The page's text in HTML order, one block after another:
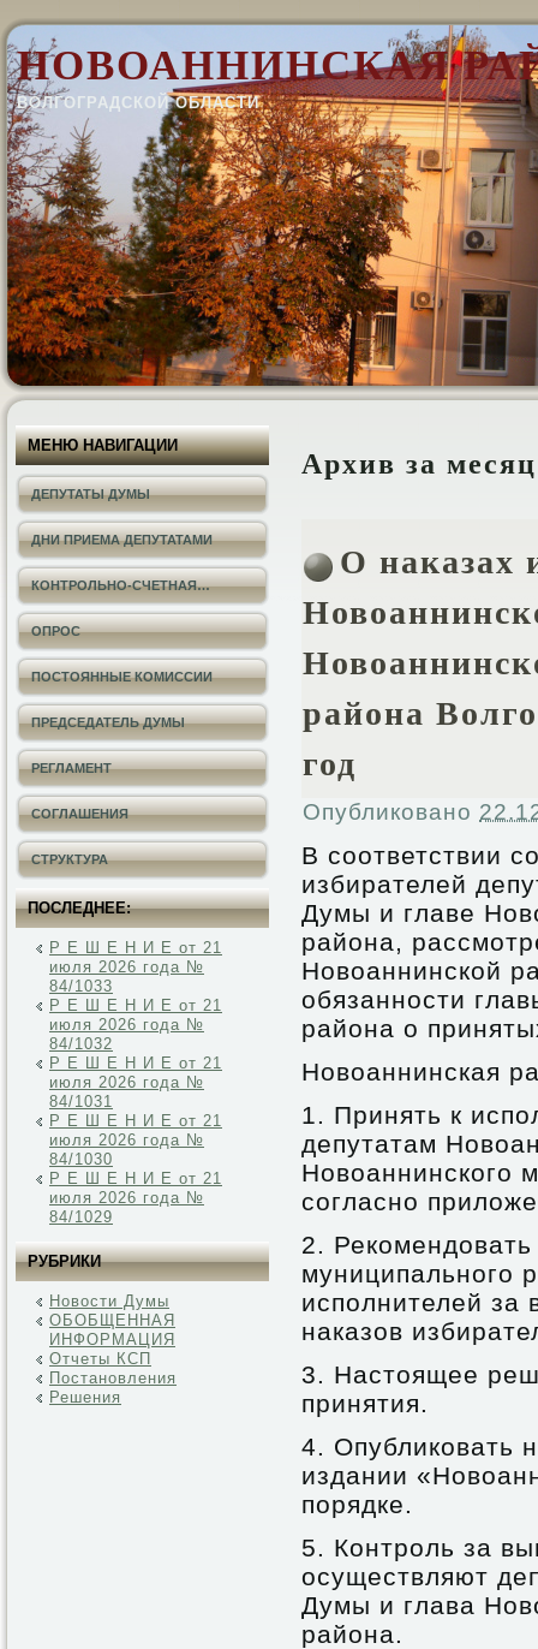
НОВОАННИНСКАЯ
ВОЛГОГРАДСКОЙ ОБЛАСТИ
МЕНЮ НАВИГАЦИИ
ДЕПУТАТЫ ДУМЫ
ДНИ ПРИЕМА ДЕПУТАТАМИ
КОНТРОЛЬНО-СЧЕТНАЯ…
ОПРОС
ПОСТОЯННЫЕ КОМИССИИ
ПРЕДСЕДАТЕЛЬ ДУМЫ
РЕГЛАМЕНТ
СОГЛАШЕНИЯ
СТРУКТУРА
ПОСЛЕДНЕЕ:
Р Е Ш Е Н И Е от 21
июля 2026 года №
84/1033
Р Е Ш Е Н И Е от 21
июля 2026 года №
84/1032
Р Е Ш Е Н И Е от 21
июля 2026 года №
84/1031
Р Е Ш Е Н И Е от 21
июля 2026 года №
84/1030
Р Е Ш Е Н И Е от 21
июля 2026 года №
84/1029
РУБРИКИ
Новости Думы
ОБОБЩЕННАЯ
ИНФОРМАЦИЯ
Отчеты КСП
Постановления
Решения
Архив за
О наказах
района
год
Опубликовано
В соответствии
избирателей
Думы и главе
района,
Новоаннинской
обязанности
района о
Новоаннинская
1. Принять к
депутатам
Новоаннинского
согласно
2.
муниципального
исполнителей за
наказов
3. Настоящее
принятия.
4. Опубликовать
издании
порядке.
5. Контроль за
осуществляют
Думы и глава
района.